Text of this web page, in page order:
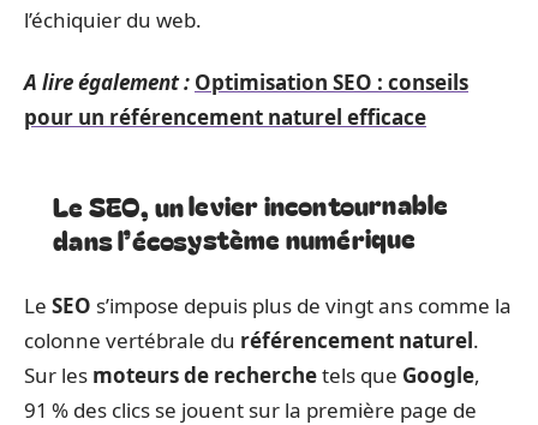
l’échiquier du web.
A lire également : Optimisation SEO : conseils
pour un référencement naturel efficace
Le SEO, un levier incontournable
dans l’écosystème numérique
Le SEO s’impose depuis plus de vingt ans comme la
colonne vertébrale du référencement naturel.
Sur les moteurs de recherchetels que Google,
91 % des clics se jouent sur la première page de